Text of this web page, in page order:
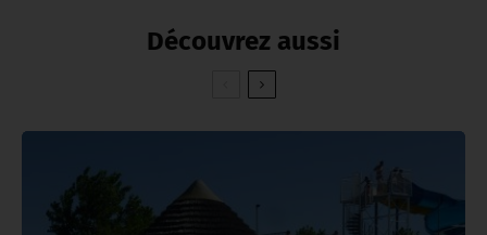
Découvrez aussi